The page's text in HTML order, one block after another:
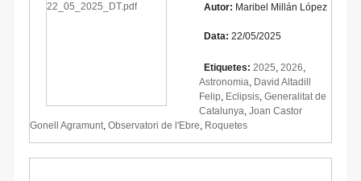
Autor: Maribel Millán López
Data: 22/05/2025
Etiquetes: 2025 2026
Astronomia David Altadill
Felip Eclipsis Generalitat de
Catalunya Joan Castor
Gonell Agramunt Observatori de l'Ebre Roquetes